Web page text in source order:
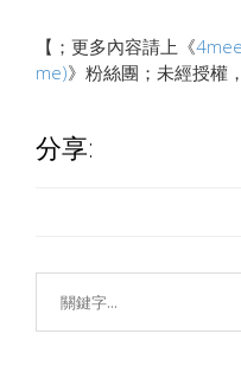
【；更多內容請上《
me)》粉絲團；未經授權
分享: